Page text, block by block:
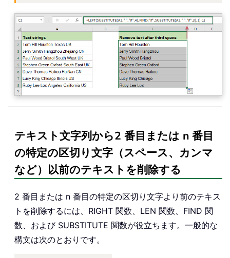
テキスト文字列から2 番目または n 番目
の特定の区切り文字（スペース、カンマ
など）以前のテキストを削除する
2 番目または n 番目の特定の区切り文字より前のテキス
トを削除するには、RIGHT 関数、LEN 関数、FIND 関
数、および SUBSTITUTE 関数が役立ちます。一般的な
構文は次のとおりです。